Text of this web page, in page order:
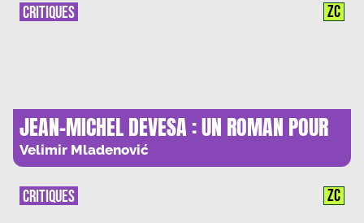
JEAN-MICHEL DEVESA : UN ROMAN POUR
UNE DESARMEE DES MOTS
Velimir Mladenović
CRITIQUES ZC
CRITIQUES ZC